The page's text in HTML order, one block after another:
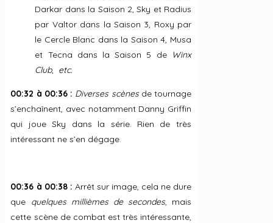
Darkar dans la Saison 2, Sky et Radius
par Valtor dans la Saison 3, Roxy par
le Cercle Blanc dans la Saison 4, Musa
et Tecna dans la Saison 5 de Winx
Club, etc.
00:32 à 00:36 : Diverses scènesde tournage
s’enchaînent, avec notamment Danny Griffin
qui joue Sky dans la série. Rien de très
intéressant ne s’en dégage.
00:36 à 00:38 : Arrêt sur image, cela ne dure
que quelques millièmes de secondes, mais
cette scène de combat est très intéressante,